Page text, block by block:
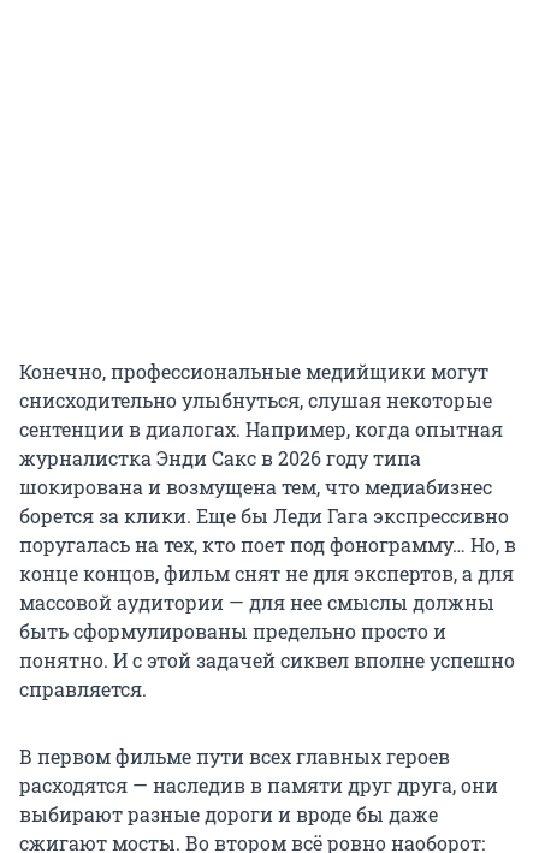
Конечно, профессиональные медийщики могут
снисходительно улыбнуться, слушая некоторые
сентенции в диалогах. Например, когда опытная
журналистка Энди Сакс в 2026 году типа
шокирована и возмущена тем, что медиабизнес
борется за клики. Еще бы Леди Гага экспрессивно
поругалась на тех, кто поет под фонограмму… Но, в
конце концов, фильм снят не для экспертов, а для
массовой аудитории — для нее смыслы должны
быть сформулированы предельно просто и
понятно. И с этой задачей сиквел вполне успешно
справляется.
В первом фильме пути всех главных героев
расходятся — наследив в памяти друг друга, они
выбирают разные дороги и вроде бы даже
сжигают мосты. Во втором всё ровно наоборот: